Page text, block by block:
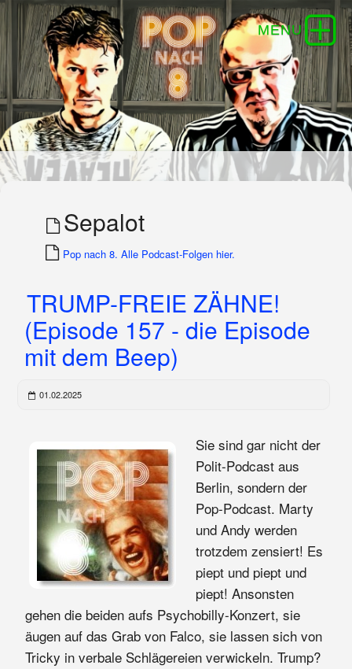
Sepalot
Pop nach 8. Alle Podcast-Folgen hier.
TRUMP-FREIE ZÄHNE!
(Episode 157 - die Episode
mit dem Beep)
01.02.2025
Sie sind gar nicht der
Polit-Podcast aus
Berlin, sondern der
Pop-Podcast. Marty
und Andy werden
trotzdem zensiert! Es
piept und piept und
piept! Ansonsten
gehen die beiden aufs Psychobilly-Konzert, sie
äugen auf das Grab von Falco, sie lassen sich von
Tricky in verbale Schlägereien verwickeln. Trump?